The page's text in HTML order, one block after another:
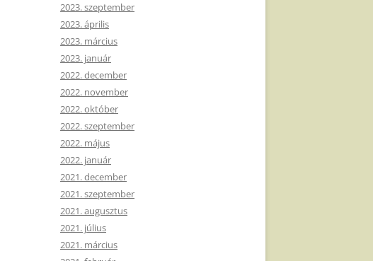
2023. szeptember
2023. április
2023. március
2023. január
2022. december
2022. november
2022. október
2022. szeptember
2022. május
2022. január
2021. december
2021. szeptember
2021. augusztus
2021. július
2021. március